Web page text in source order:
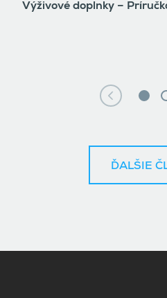
Výživové doplnky –
ĎALŠIE